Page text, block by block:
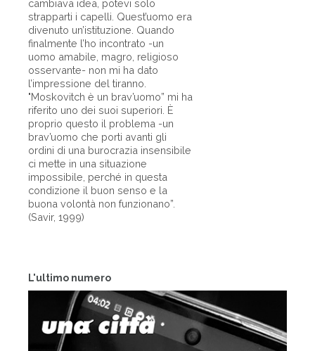
L'ultimo numero
cambiava idea, potevi solo
strapparti i capelli. Quest’uomo era
divenuto un’istituzione. Quando
finalmente l’ho incontrato -un
uomo amabile, magro, religioso
osservante- non mi ha dato
l’impressione del tiranno.
"Moskovitch è un brav’uomo” mi ha
riferito uno dei suoi superiori. È
proprio questo il problema -un
brav’uomo che porti avanti gli
ordini di una burocrazia insensibile
ci mette in una situazione
impossibile, perché in questa
condizione il buon senso e la
buona volontà non funzionano”.
(Savir, 1999)